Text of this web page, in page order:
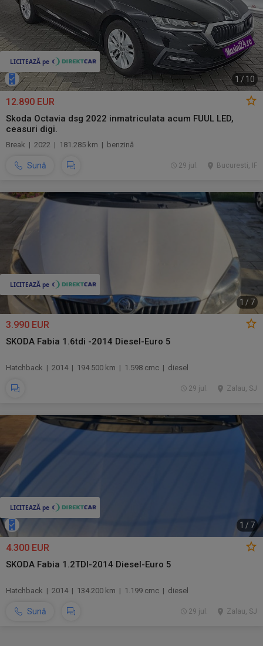
1 / 10
12.890 EUR
Skoda Octavia dsg 2022 inmatriculata acum FUUL LED,
ceasuri digi.
Break | 2022 | 181.285 km | benzină
Sună Bucuresti, IF
29 jul.
1 / 7
3.990 EUR
SKODA Fabia 1.6tdi -2014 Diesel-Euro 5
Hatchback | 2014 | 194.500 km | 1.598 cmc | diesel
Zalau, SJ
29 jul.
1 / 7
4.300 EUR
SKODA Fabia 1.2TDI-2014 Diesel-Euro 5
Hatchback | 2014 | 134.200 km | 1.199 cmc | diesel
Sună Zalau, SJ
29 jul.